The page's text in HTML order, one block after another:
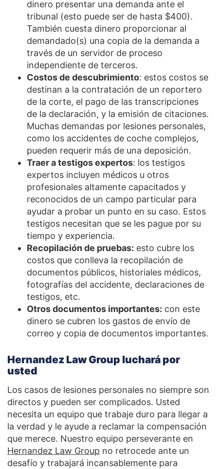
dinero presentar una demanda ante el
tribunal (esto puede ser de hasta $400).
También cuesta dinero proporcionar al
demandado(s) una copia de la demanda a
través de un servidor de proceso
independiente de terceros.
Costos de descubrimiento: estos costos se
destinan a la contratación de un reportero
de la corte, el pago de las transcripciones
de la declaración, y la emisión de citaciones.
Muchas demandas por lesiones personales,
como los accidentes de coche complejos,
pueden requerir más de una deposición.
Traer a testigos expertos: los testigos
expertos incluyen médicos u otros
profesionales altamente capacitados y
reconocidos de un campo particular para
ayudar a probar un punto en su caso. Estos
testigos necesitan que se les pague por su
tiempo y experiencia.
Recopilación de pruebas: esto cubre los
costos que conlleva la recopilación de
documentos públicos, historiales médicos,
fotografías del accidente, declaraciones de
testigos, etc.
Otros documentos importantes: con este
dinero se cubren los gastos de envío de
correo y copia de documentos importantes.
Hernandez Law Group luchará por
usted
Los casos de lesiones personales no siempre son
directos y pueden ser complicados. Usted
necesita un equipo que trabaje duro para llegar a
la verdad y le ayude a reclamar la compensación
que merece. Nuestro equipo perseverante en
Hernandez Law Group no retrocede ante un
desafío y trabajará incansablemente para